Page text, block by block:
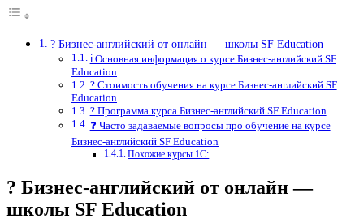
? Бизнес-английский от онлайн — школы SF Education
ℹ️ Основная информация о курсе Бизнес-английский SF
Education
? Стоимость обучения на курсе Бизнес-английский SF
Education
? Программа курса Бизнес-английский SF Education
❓ Часто задаваемые вопросы про обучение на курсе
Бизнес-английский SF Education
Похожие курсы 1С:
? Бизнес-английский от онлайн —
школы SF Education